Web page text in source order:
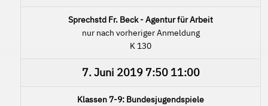
Sprechstd Fr. Beck - Agentur für Arbeit
nur nach vorheriger Anmeldung
K 130
7. Juni 20197:50 11:00
Klassen 7-9: Bundesjugendspiele